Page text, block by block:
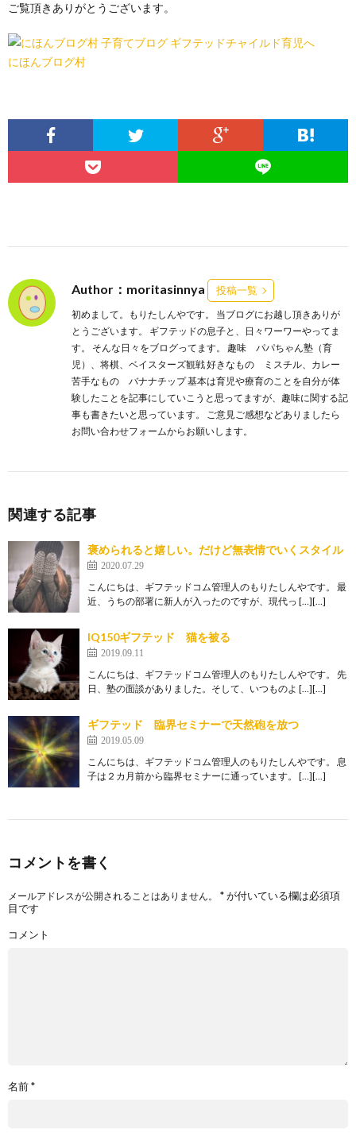
ご覧頂きありがとうございます。
にほんブログ村
Author：moritasinnya 投稿一覧
初めまして。もりたしんやです。 当ブログにお越し頂きありが
とうございます。 ギフテッドの息子と、日々ワーワーやってま
す。 そんな日々をブログってます。 趣味 パパちゃん塾（育
児）、将棋、ベイスターズ観戦 好きなもの ミスチル、カレー
苦手なもの バナナチップ 基本は育児や療育のことを自分が体
験したことを記事にしていこうと思ってますが、趣味に関する記
事も書きたいと思っています。 ご意見ご感想などありましたら
お問い合わせフォームからお願いします。
関連する記事
褒められると嬉しい。だけど無表情でいくスタイル
2020.07.29
こんにちは、ギフテッドコム管理人のもりたしんやです。 最
近、うちの部署に新人が入ったのですが、現代っ […][…]
IQ150ギフテッド 猫を被る
2019.09.11
こんにちは、ギフテッドコム管理人のもりたしんやです。 先
日、塾の面談がありました。そして、いつものよ […][…]
ギフテッド 臨界セミナーで天然砲を放つ
2019.05.09
こんにちは、ギフテッドコム管理人のもりたしんやです。 息
子は２カ月前から臨界セミナーに通っています。 […][…]
コメントを書く
メールアドレスが公開されることはありません。 *が付いている欄は必須項
目です
コメント
名前*